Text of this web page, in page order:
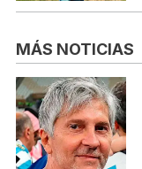
MÁS NOTICIAS